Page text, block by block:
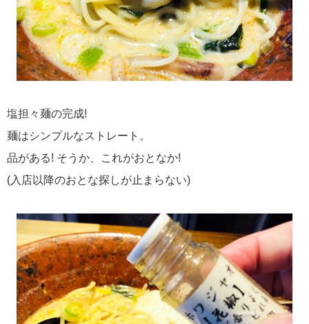
塩担々麺の完成!
麺はシンプルなストレート。
品がある! そうか、これがおとなか!
(入店以降のおとな探しが止まらない)